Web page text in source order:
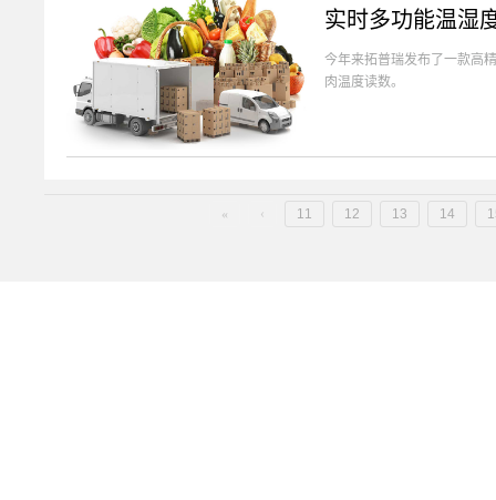
实时多功能温湿
今年来拓普瑞发布了一款高
肉温度读数。
« ‹ 11 12 13 14